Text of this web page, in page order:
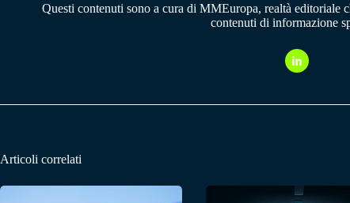
Questi contenuti sono a cura di MMEuropa, realtà editoriale
contenuti di informazione
Articoli correlati